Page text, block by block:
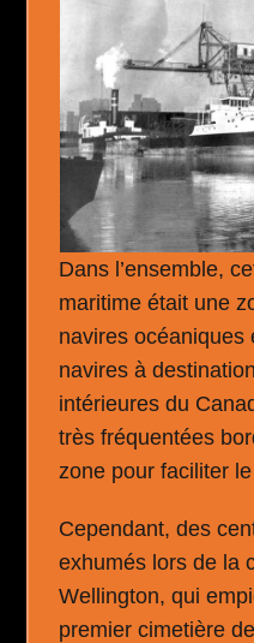
Dans l’ensemble,
maritime était une
navires océaniques
navires à
intérieures du
très fréquentées
zone pour faciliter
Cependant, des
exhumés lors de la
Wellington, qui
premier cimetière